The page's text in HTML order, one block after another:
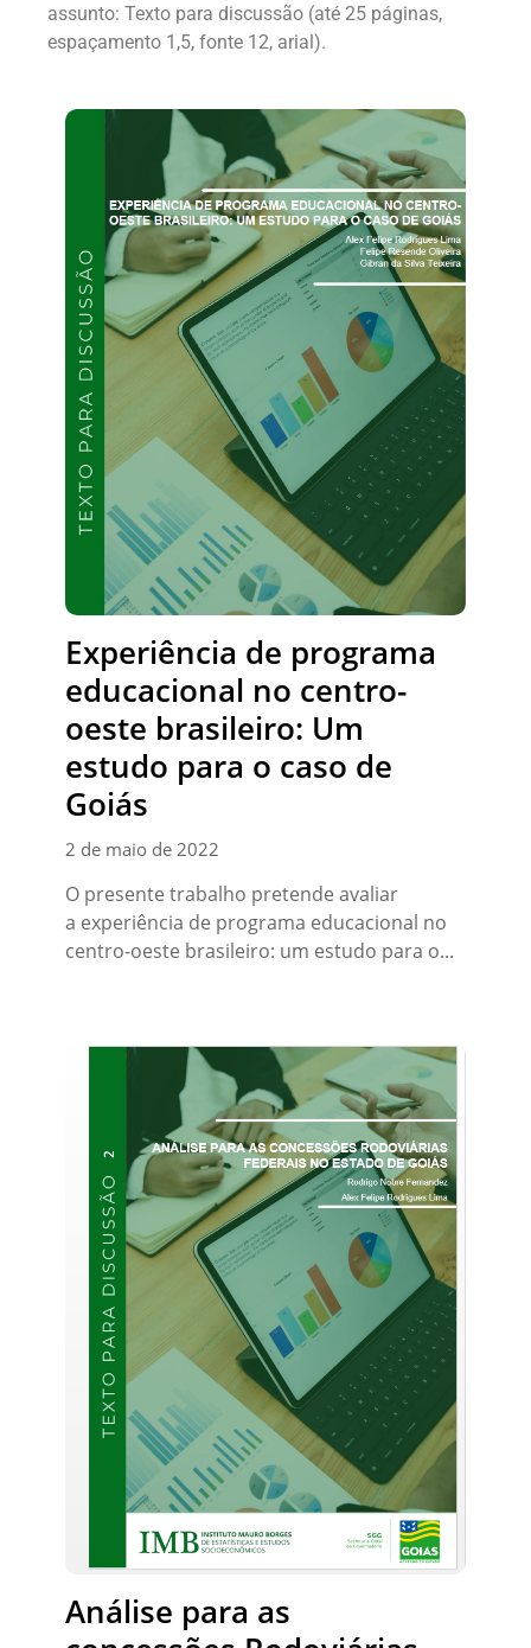
assunto: Texto para discussão (até 25 páginas,
espaçamento 1,5, fonte 12, arial).
Experiência de programa
educacional no centro-
oeste brasileiro: Um
estudo para o caso de
Goiás
2 de maio de 2022
O presente trabalho pretende avaliar
a experiência de programa educacional no
centro-oeste brasileiro: um estudo para o...
Análise para as